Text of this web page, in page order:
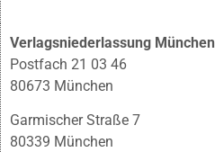
Verlagsniederlassung München
Postfach 21 03 46
80673 München
Garmischer Straße 7
80339 München